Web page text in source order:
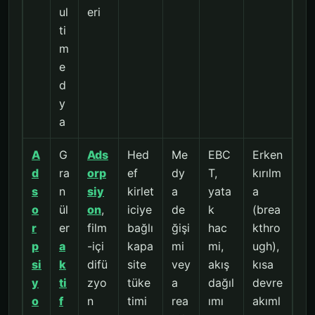
ul
ti
m
e
d
y
a
eri
A
d
s
o
r
p
si
y
o
G
ra
n
ül
er
a
k
ti
f
Ads
orp
siy
on,
film
-içi
difü
zyo
n
Hed
ef
kirlet
iciye
bağlı
kapa
site
tüke
timi
Me
dy
a
de
ğişi
mi
vey
a
rea
EBC
T,
yata
k
hac
mi,
akış
dağıl
ımı
Erken
kırılm
a
(brea
kthro
ugh),
kısa
devre
akıml